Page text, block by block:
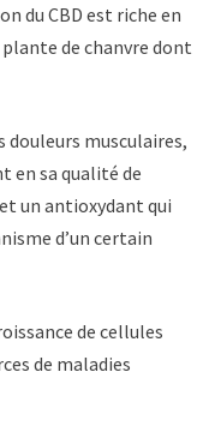
du CBD est riche en
de chanvre dont
douleurs musculaires,
en sa qualité de
un antioxydant qui
d’un certain
de cellules
de maladies